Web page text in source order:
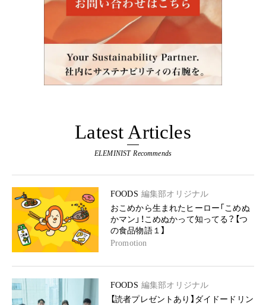
Latest Articles
ELEMINIST Recommends
FOODS 編集部オリジナル
おこめから生まれたヒーロー「こめぬ
かマン」！こめぬかって知ってる？【つ
の食品物語１】
Promotion
FOODS 編集部オリジナル
【読者プレゼントあり】ダイドードリン